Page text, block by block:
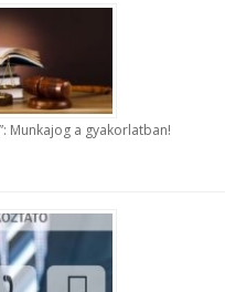
Munkajog a gyakorlatban!